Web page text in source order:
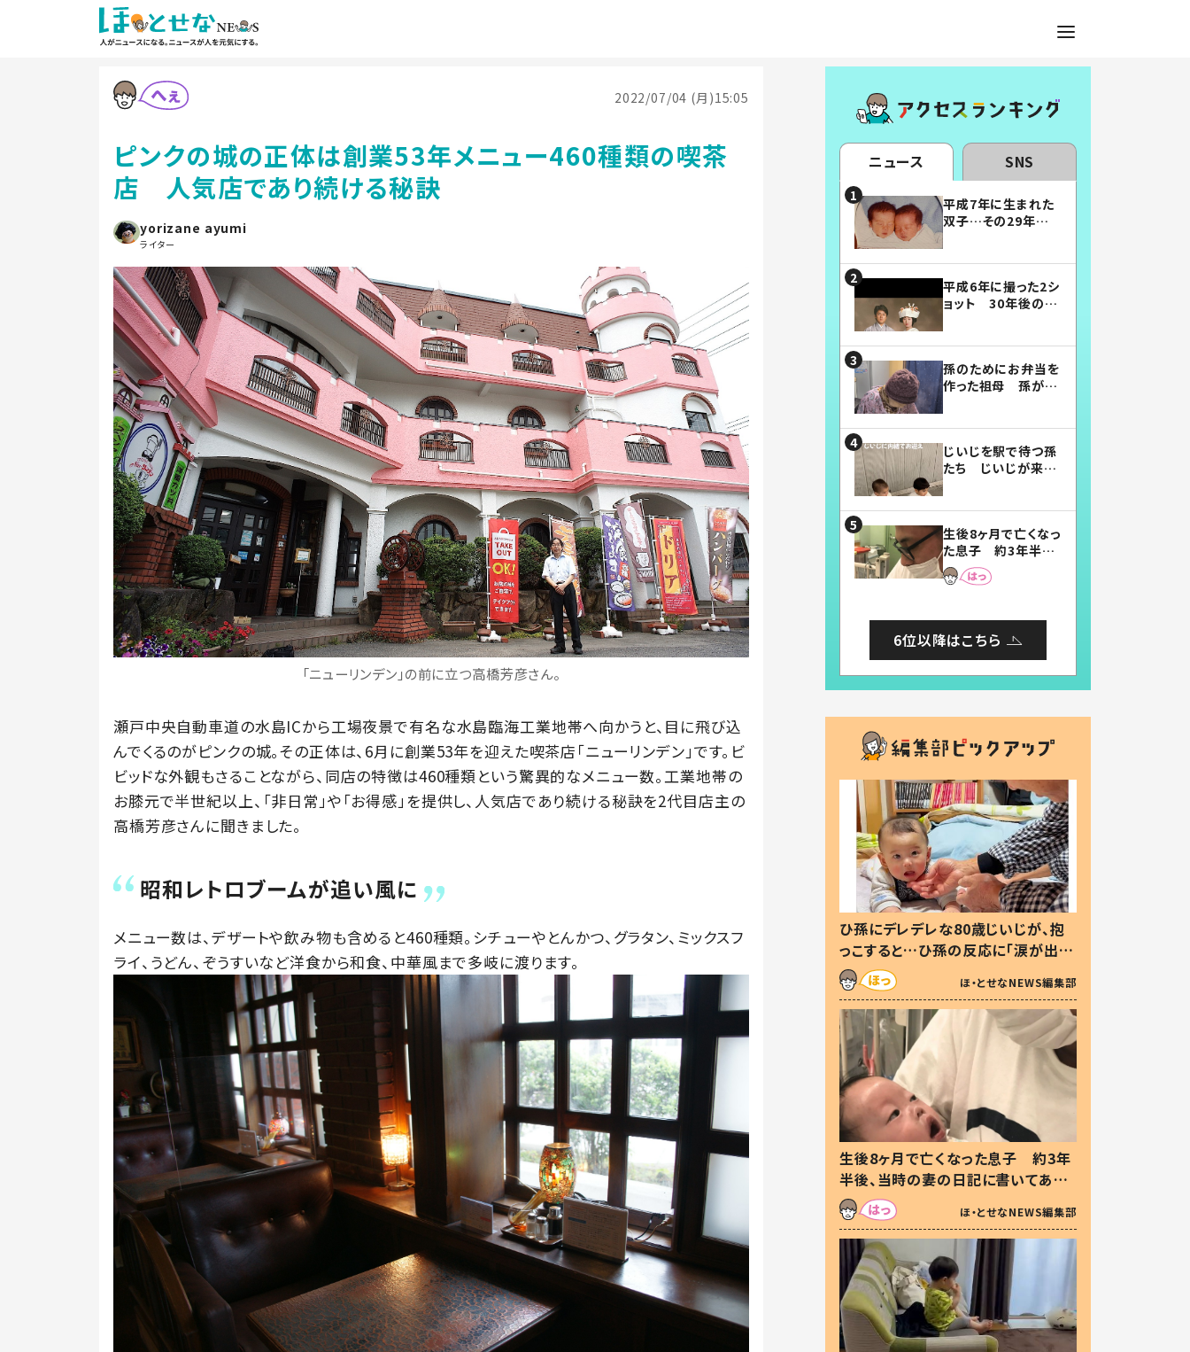
2022/07/04 (月)15:05
ピンクの城の正体は創業53年メニュー460種類の喫茶
店 人気店であり続ける秘訣
yorizane ayumi
ライター
「ニューリンデン」の前に立つ高橋芳彦さん。
瀬戸中央自動車道の水島ICから工場夜景で有名な水島臨海工業地帯へ向かうと、目に飛び込
んでくるのがピンクの城。その正体は、6月に創業53年を迎えた喫茶店「ニューリンデン」です。ビ
ビッドな外観もさることながら、同店の特徴は460種類という驚異的なメニュー数。工業地帯の
お膝元で半世紀以上、「非日常」や「お得感」を提供し、人気店であり続ける秘訣を2代目店主の
高橋芳彦さんに聞きました。
昭和レトロブームが追い風に
メニュー数は、デザートや飲み物も含めると460種類。シチューやとんかつ、グラタン、ミックスフ
ライ、うどん、ぞうすいなど洋食から和食、中華風まで多岐に渡ります。
ニュース SNS
平成7年に生まれた
双子…その29年後
平成6年に撮った2シ
ョット 30年後の姿
孫のためにお弁当を
作った祖母 孫が絶
じいじを駅で待つ孫
たち じいじが来た
まらない」「幸せにな
れる」
生後8ヶ月で亡くなっ
た息子 約3年半
後、当時の妻の日記
に書いてあった本音
6位以降はこちら
ひ孫にデレデレな80歳じいじが、抱
っこすると…ひ孫の反応に「涙が出ま
した」「可愛くて仕方ない」
ほ・とせなNEWS編集部
生後8ヶ月で亡くなった息子 約3年
半後、当時の妻の日記に書いてあっ
た本音とは
ほ・とせなNEWS編集部